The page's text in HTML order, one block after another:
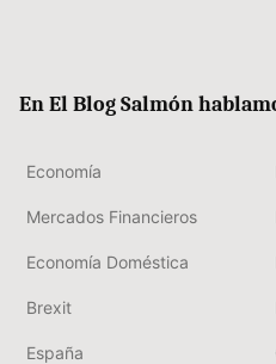
En El Blog Salmón
Economía
Mercados Financieros
Economía Doméstica
Brexit
España